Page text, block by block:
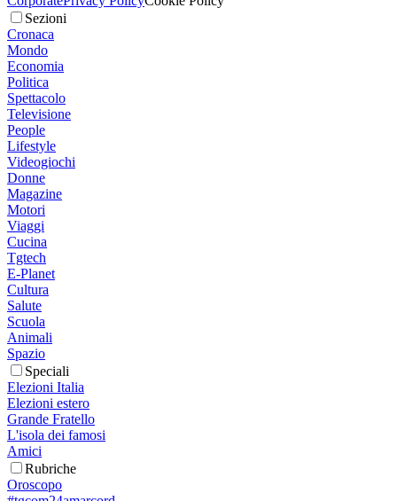
Sezioni
Cronaca
Mondo
Economia
Politica
Spettacolo
Televisione
People
Lifestyle
Videogiochi
Donne
Magazine
Motori
Viaggi
Cucina
Tgtech
E-Planet
Cultura
Salute
Scuola
Animali
Spazio
Speciali
Elezioni Italia
Elezioni estero
Grande Fratello
L'isola dei famosi
Amici
Rubriche
Oroscopo